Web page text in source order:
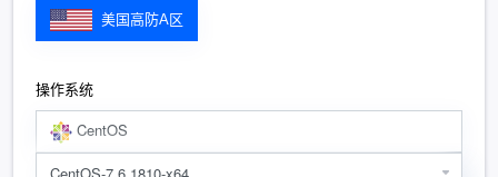
美国高防A区
操作系统
CentOS